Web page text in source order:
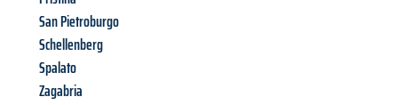
San Pietroburgo
Schellenberg
Spalato
Zagabria